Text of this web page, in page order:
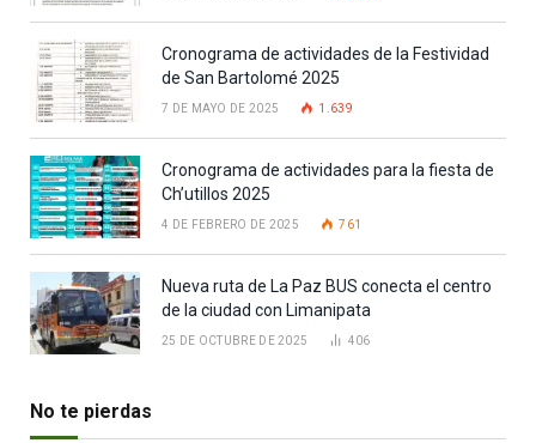
Cronograma de actividades de la Festividad
de San Bartolomé 2025
7 DE MAYO DE 2025 1.639
Cronograma de actividades para la fiesta de
Ch’utillos 2025
4 DE FEBRERO DE 2025 761
Nueva ruta de La Paz BUS conecta el centro
de la ciudad con Limanipata
25 DE OCTUBRE DE 2025 406
No te pierdas